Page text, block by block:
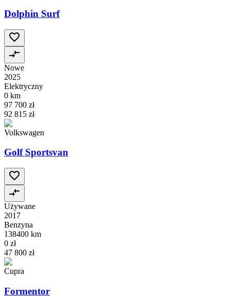
Dolphin Surf
Nowe
2025
Elektryczny
0 km
97 700 zł
92 815 zł
Volkswagen
Golf Sportsvan
Używane
2017
Benzyna
138400 km
0 zł
47 800 zł
Cupra
Formentor